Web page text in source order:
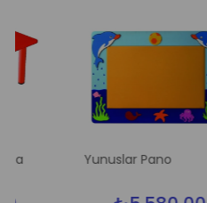
Yunuslar Pano